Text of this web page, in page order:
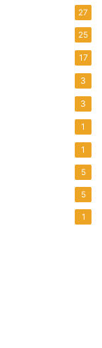
27
25
17
3
3
1
1
5
5
1